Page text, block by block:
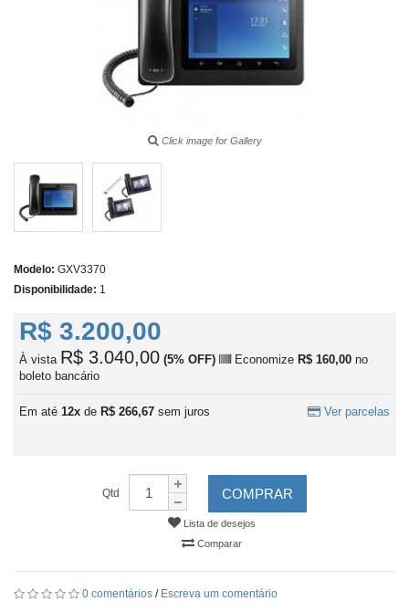
Click image for Gallery
Modelo: GXV3370
Disponibilidade: 1
R$ 3.200,00
À vista R$ 3.040,00 (5% OFF) Economize R$ 160,00 no
boleto bancário
Em até 12x de R$ 266,67 sem juros Ver parcelas
Qtd COMPRAR
Lista de desejos
Comparar
0 comentários / Escreva um comentário